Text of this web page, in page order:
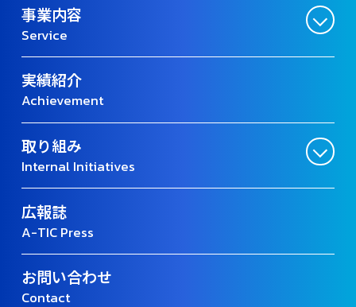
事業内容
Service
実績紹介
Achievement
取り組み
Internal Initiatives
広報誌
A-TIC Press
お問い合わせ
Contact